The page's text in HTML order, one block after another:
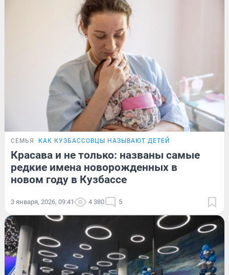
СЕМЬЯ КАК КУЗБАССОВЦЫ НАЗЫВАЮТ ДЕТЕЙ
Красава и не только: названы самые
редкие имена новорожденных в
новом году в Кузбассе
3 января, 2026, 09:41 4 380 5